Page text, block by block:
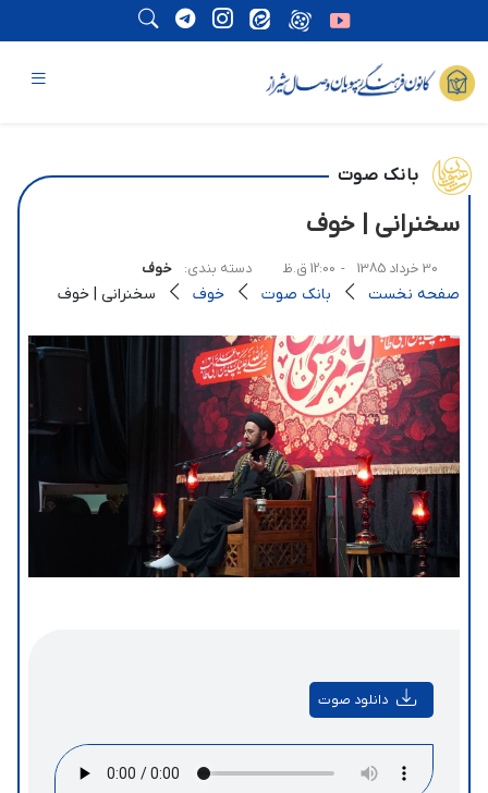
بانک صوت
سخنرانی | خوف
30 خرداد 1385 - 12:00 ق.ظ دسته بندی: خوف
صفحه نخست بانک صوت خوف سخنرانی | خوف
دانلود صوت